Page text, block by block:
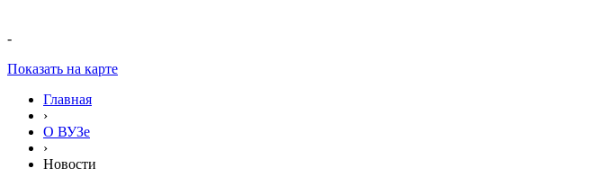
-
Показать на карте
Главная
›
О ВУЗе
›
Новости